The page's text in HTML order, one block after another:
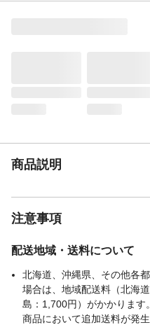
JANコード
関連キーワード
商品説明
注意事項
配送地域・送料について
北海道、沖縄県、その他各
場合は、地域配送料（北海
島：1,700円）がかかりま
商品において追加送料が発